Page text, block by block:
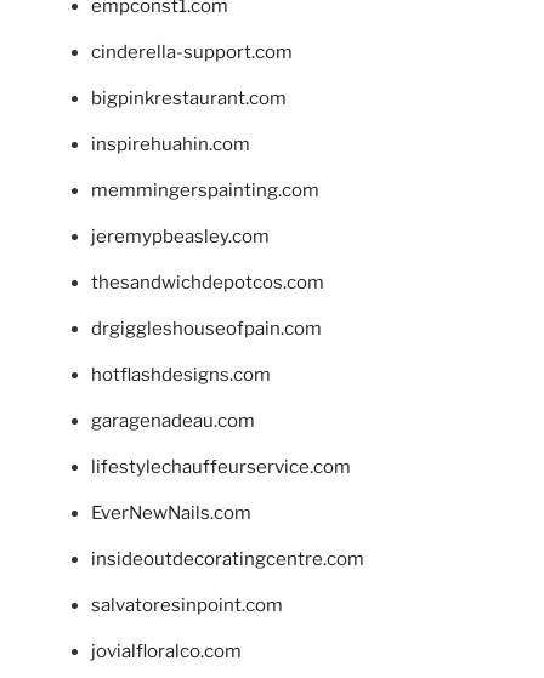
empconst1.com
cinderella-support.com
bigpinkrestaurant.com
inspirehuahin.com
memmingerspainting.com
jeremypbeasley.com
thesandwichdepotcos.com
drgiggleshouseofpain.com
hotflashdesigns.com
garagenadeau.com
lifestylechauffeurservice.com
EverNewNails.com
insideoutdecoratingcentre.com
salvatoresinpoint.com
jovialfloralco.com